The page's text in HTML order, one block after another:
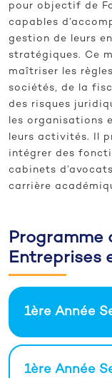
pour objectif de
capables
gestion de leurs
stratégiques. Ce
maîtriser les
sociétés, de la
des risques
les organisations
leurs activités. Il
intégrer des
cabinets
carrière
Programme
Entreprises
1ère Année
1ère Année